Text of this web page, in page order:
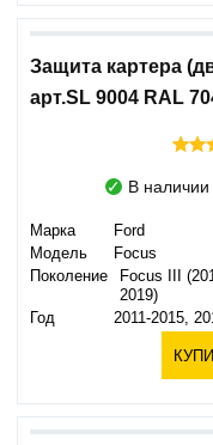
Защита картера
арт.SL 9004 RAL
В наличии
Марка
Ford
Модель
Focus
Поколение
Focus III
2019)
Год
2011-2015,